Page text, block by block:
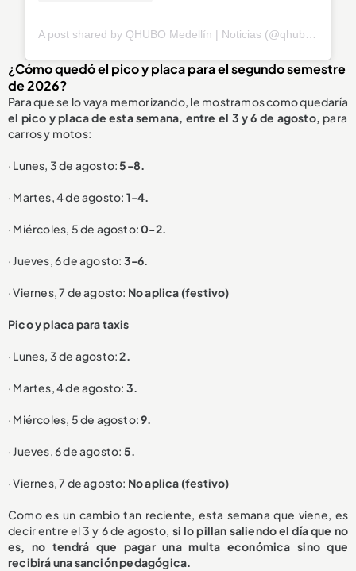
¿Cómo quedó el pico y placa para el segundo semestre
de 2026?
Para que se lo vaya memorizando, le mostramos como quedaría
el pico y placa de esta semana, entre el 3 y 6 de agosto, para
carros y motos:
· Lunes, 3 de agosto:5-8.
· Martes, 4 de agosto: 1-4.
· Miércoles, 5 de agosto:0-2.
· Jueves, 6 de agosto: 3-6.
· Viernes, 7 de agosto: No aplica (festivo)
Pico y placa para taxis
· Lunes, 3 de agosto:2.
· Martes, 4 de agosto: 3.
· Miércoles, 5 de agosto:9.
· Jueves, 6 de agosto: 5.
· Viernes, 7 de agosto: No aplica (festivo)
Como es un cambio tan reciente, esta semana que viene, es
decir entre el 3 y 6 de agosto, si lo pillan saliendo el día que no
es, no tendrá que pagar una multa económica sino que
recibirá una sanción pedagógica.